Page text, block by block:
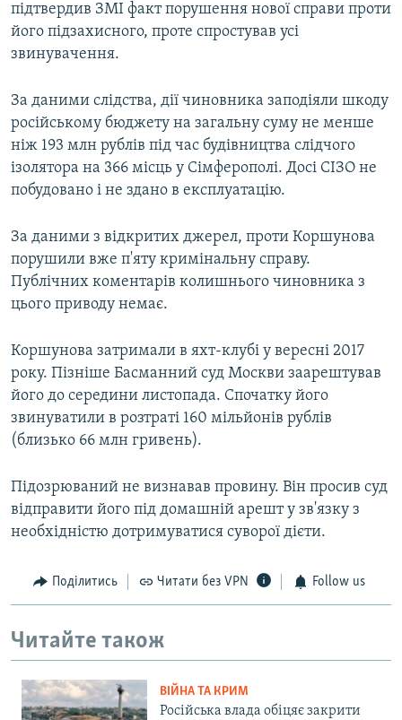
підтвердив ЗМІ факт порушення нової справи проти
його підзахисного, проте спростував усі
звинувачення.
За даними слідства, дії чиновника заподіяли шкоду
російському бюджету на загальну суму не менше
ніж 193 млн рублів під час будівництва слідчого
ізолятора на 366 місць у Сімферополі. Досі СІЗО не
побудовано і не здано в експлуатацію.
За даними з відкритих джерел, проти Коршунова
порушили вже п'яту кримінальну справу.
Публічних коментарів колишнього чиновника з
цього приводу немає.
Коршунова затримали в яхт-клубі у вересні 2017
року. Пізніше Басманний суд Москви заарештував
його до середини листопада. Спочатку його
звинуватили в розтраті 160 мільйонів рублів
(близько 66 млн гривень).
Підозрюваний не визнавав провину. Він просив суд
відправити його під домашній арешт у зв'язку з
необхідністю дотримуватися суворої дієти.
Поділитись Читати без VPN Follow us
Читайте також
ВІЙНА ТА КРИМ
Російська влада обіцяє закрити